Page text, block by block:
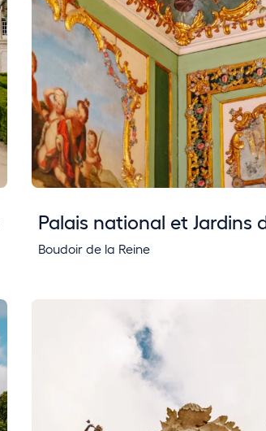
Palais national et Jardins
Boudoir de la Reine